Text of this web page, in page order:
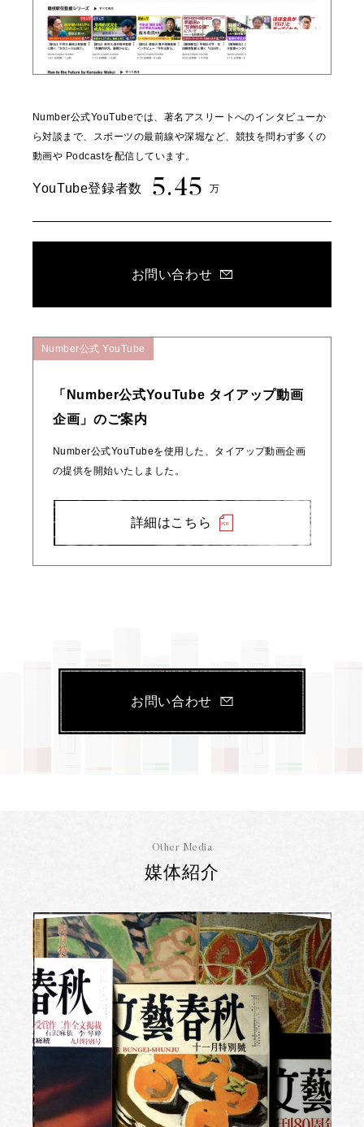
Number公式YouTubeでは、著名アスリートへのインタビューか
ら対談まで、スポーツの最前線や深堀など、競技を問わず多くの
動画や Podcastを配信しています。
YouTube登録者数 5.45 万
お問い合わせ
Number公式 YouTube
「Number公式YouTube タイアップ動画
企画」のご案内
Number公式YouTubeを使用した、タイアップ動画企画
の提供を開始いたしました。
詳細はこちら
お問い合わせ
Other Media
媒体紹介